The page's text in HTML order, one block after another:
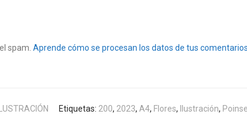
spam. Aprende cómo se procesan los datos de tus
ILUSTRACIÓN Etiquetas: 200, 2023, A4, Flores, Ilustración,